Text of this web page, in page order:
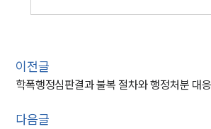
이전글
학폭행정심판결과 불복 절차와 행정처분 대
다음글